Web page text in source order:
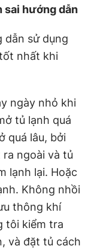
sai hướng dẫn
dẫn sử dụng
nhất khi
ngày nhỏ khi
tủ lạnh quá
quá lâu, bởi
ngoài và tủ
lạnh lại. Hoặc
Không nhồi
thông khí
tôi kiểm tra
và đặt tủ cách